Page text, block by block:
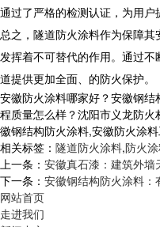
通过了严格的检测认证，为用户
总之，隧道防火涂料作为保障
发挥着不可替代的作用。通过
道提供更加全面、的防火保护。
安徽防火涂料哪家好？安徽钢
程质量怎么样？沈阳市义龙防
徽钢结构防火涂料,安徽防火涂
相关标签： 隧道防火涂料,防火
上一条： 安徽真石漆：建筑外墙
下一条： 安徽钢结构防火涂料：
网站首页
走进我们